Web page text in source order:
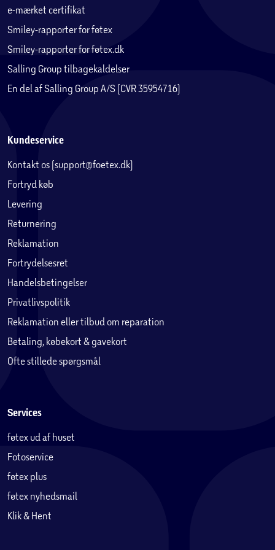
Giver optimal driftstid og ydeevne
Giver op til 25 minutters kontinuerlig brug***
Eliminerer begrænsningerne ved en ledning
Leverer strøm til alle KitchenAid Go ledningsfrie
apparater, så du får friheden til at skabe
BPA-fri arbejdsskål med kapacitet på 1,18 l
med hældetud og håndtag
Let at rengøre og bruge
sælges separat.
** Opladeren opbevares ikke i skålen.
*** Den maksimale indledende batterispænding (målt
uden arbejdsbelastning)
er 12 volt. Nominel spænding er 10,8. Den faktiske driftstid
varierer afhængigt
af den anvendte opskrift og/eller det anvendte tilbehør.
Batteriets levetid
påvirkes af faktorer som f.eks. batteriets alder og brug.
**** Hver del sælges separat.
e-mærket certifikat
Smiley-rapporter for føtex
Smiley-rapporter for føtex.dk
Salling Group tilbagekaldelser
En del af Salling Group A/S (CVR 35954716)
Kundeservice
Kontakt os (support@foetex.dk)
Fortryd køb
Levering
Returnering
Reklamation
Fortrydelsesret
Handelsbetingelser
Privatlivspolitik
Reklamation eller tilbud om reparation
Betaling, købekort & gavekort
Ofte stillede spørgsmål
Services
føtex ud af huset
Fotoservice
føtex plus
føtex nyhedsmail
Klik & Hent